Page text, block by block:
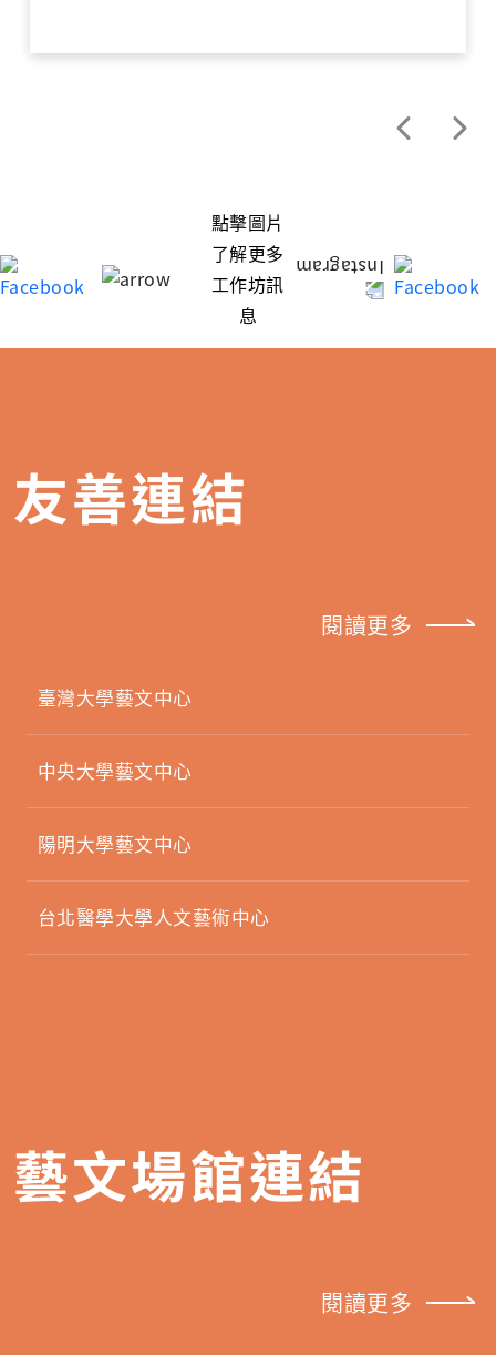
點擊圖片
了解更多
工作坊訊
息
友善連結
閱讀更多
臺灣大學藝文中心
中央大學藝文中心
陽明大學藝文中心
台北醫學大學人文藝術中心
藝文場館連結
閱讀更多